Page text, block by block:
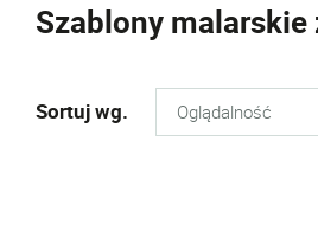
Szablony malarskie
Sortuj wg.